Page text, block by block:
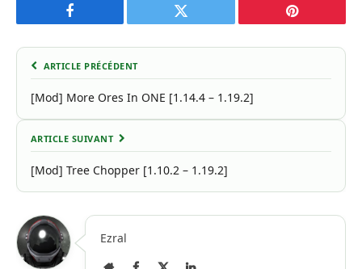
Facebook Twitter Pinterest
ARTICLE PRÉCÉDENT
[Mod] More Ores In ONE [1.14.4 – 1.19.2]
ARTICLE SUIVANT
[Mod] Tree Chopper [1.10.2 – 1.19.2]
Ezral
Site Facebook
X LinkedIn